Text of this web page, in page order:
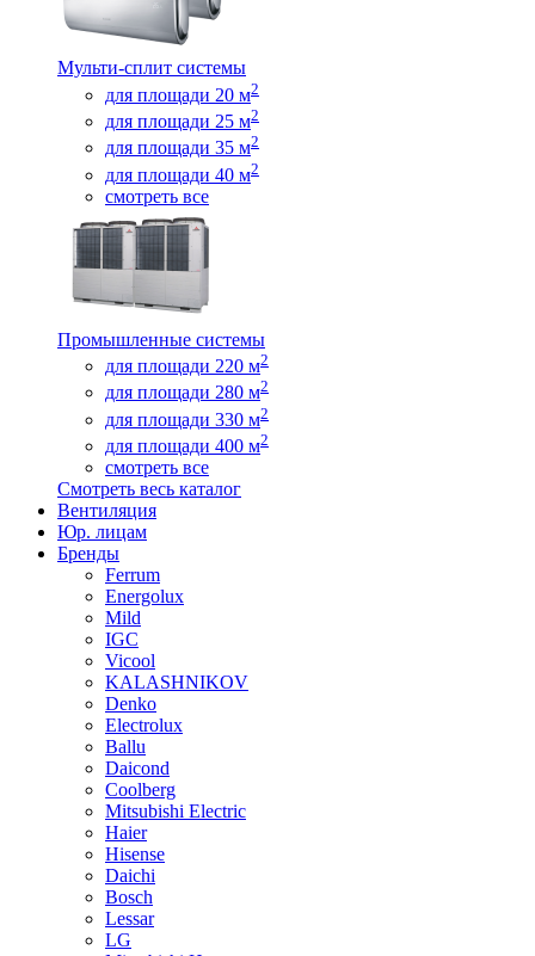
Мульти-сплит системы
для площади 20 м2
для площади 25 м2
для площади 35 м2
для площади 40 м2
смотреть все
Промышленные системы
для площади 220 м2
для площади 280 м2
для площади 330 м2
для площади 400 м2
смотреть все
Смотреть весь каталог
Вентиляция
Юр. лицам
Бренды
Ferrum
Energolux
Mild
IGC
Vicool
KALASHNIKOV
Denko
Electrolux
Ballu
Daicond
Coolberg
Mitsubishi Electric
Haier
Hisense
Daichi
Bosch
Lessar
LG